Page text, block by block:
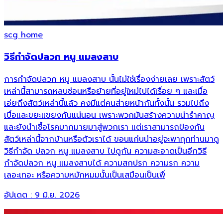
scg home
วิธีกำจัดปลวก หนู แมลงสาบ
การกำจัดปลวก หนู แมลงสาบ นั้นไม่ใช่เรื่องง่ายเลย เพราะสัตว์
เหล่านี้สามารถหลบซ่อนหรือย้ายที่อยู่ใหม่ไปได้เรื่อย ๆ และเมื่อ
เอ่ยถึงสัตว์เหล่านี้แล้ว คงมีแต่คนส่ายหน้ากันทั้งนั้น รวมไปถึง
เบื่อและขยะแขยงกันแน่นอน เพราะพวกมันสร้างความน่ารำคาญ
และยังนำเชื้อโรคมากมายมาสู่พวกเรา แต่เราสามารถป้องกัน
สัตว์เหล่านี้จากบ้านหรือตัวเราได้ ขอนแก่นน่าอยู่จะพาทุกท่านมาดู
วิธีกำจัด ปลวก หนู แมลงสาบ ไปดูกัน ความสะอาดเป็นอีกวิธี
กำจัดปลวก หนู แมลงสาบได้ ความสกปรก ความรก ความ
เลอะเทอะ หรือความหมักหมมนั้นเป็นเสมือนเป็นเพื่
อัปเดต :9 มิ.ย. 2026